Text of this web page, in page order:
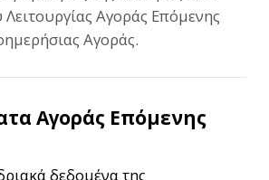
Αγοράς Επόμενης
Αγοράς.
Αγοράς Επόμενης
δεδομένα της